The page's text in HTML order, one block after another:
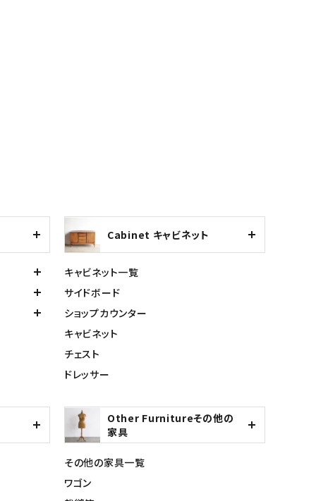
Cabinet キャビネット
キャビネット一覧
サイドボード
ショップカウンター
キャビネット
チェスト
ドレッサー
Other Furnitureその他の
家具
その他の家具一覧
ワゴン